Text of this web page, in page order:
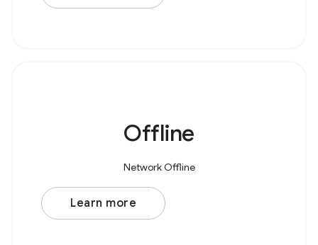
Offline
Network Offline
Learn more